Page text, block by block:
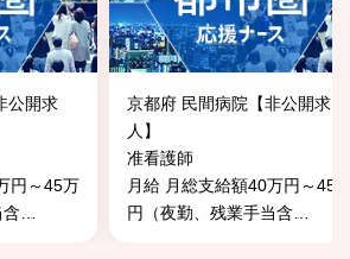
公開求
円～45万
京都府 民間病院【非公開求
人】
准看護師
月給 月総支給額40万円～45
円（夜勤、残業手当含